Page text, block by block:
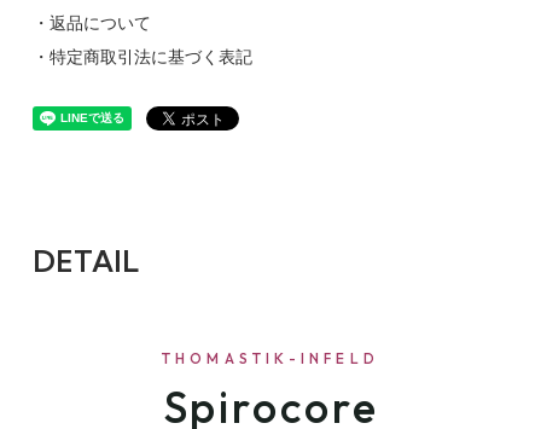
・返品について
・特定商取引法に基づく表記
DETAIL
THOMASTIK-INFELD
Spirocore